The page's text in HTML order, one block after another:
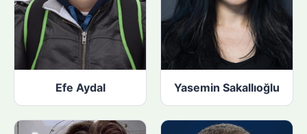
Efe Aydal Yasemin Sakallıoğlu